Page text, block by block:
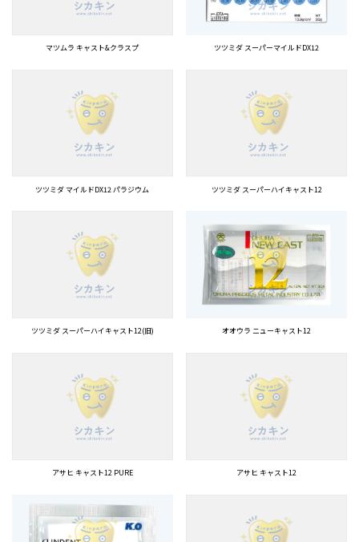
マツムラ キャスト&クラスプ ツツミダ スーパーマイルドDX12
ツツミダ マイルドDX12 パラジウム ツツミダ スーパーハイキャスト12
ツツミダ スーパーハイキャスト12(旧) オオウラ ニューキャスト12
アサヒ キャスト12 PURE アサヒ キャスト12